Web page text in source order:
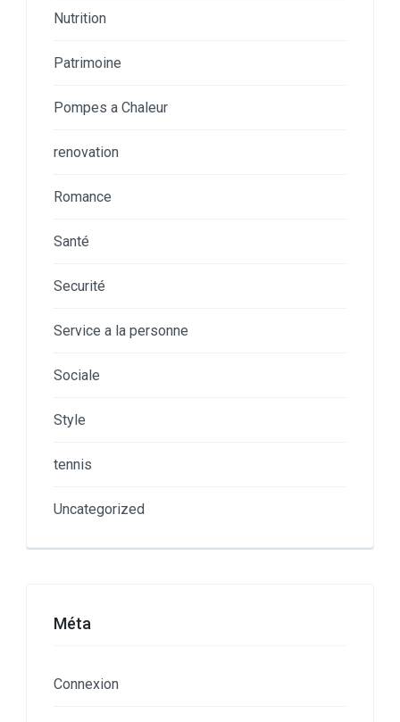
Nutrition
Patrimoine
Pompes a Chaleur
renovation
Romance
Santé
Securité
Service a la personne
Sociale
Style
tennis
Uncategorized
Méta
Connexion